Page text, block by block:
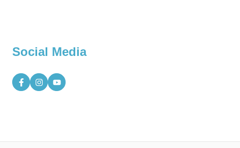
Social Media